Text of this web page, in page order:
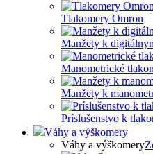
Tlakomery Omron
Manžety k
Manometrické
Manžety k
Príslušenstvo k
Váhy a výškomery
Váhy a výškomery